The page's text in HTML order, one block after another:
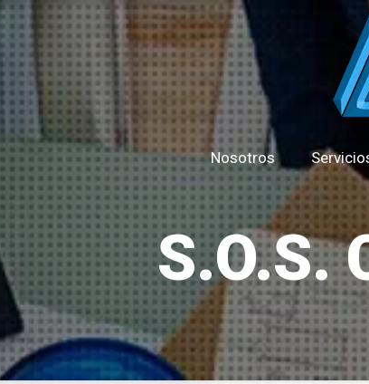
Nosotros
S.O.S.